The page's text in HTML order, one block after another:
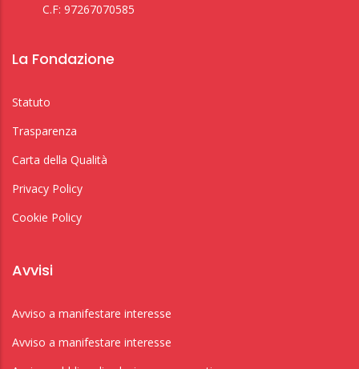
C.F: 97267070585
La Fondazione
Statuto
Trasparenza
Carta della Qualità
Privacy Policy
Cookie Policy
Avvisi
Avviso a manifestare interesse
Avviso a manifestare interesse